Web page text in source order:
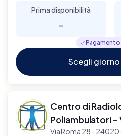
Prima disponibilità
-
Pagamento
Scegli giorno
Centro di
Poliambulatori -
Via Roma 28 - 24020